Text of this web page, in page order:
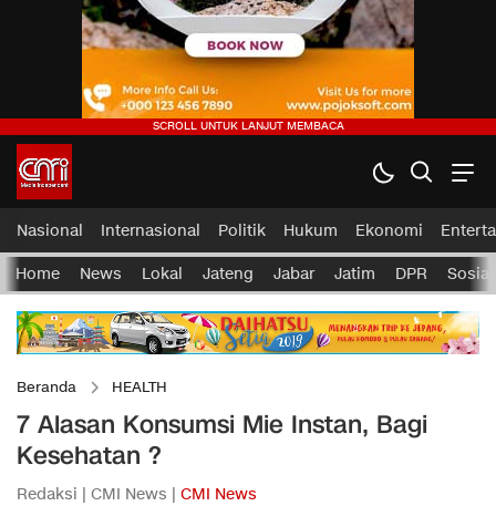
Nasional Internasional Politik Hukum Ekonomi
Home News Lokal Jateng Jabar Jatim DPR Sosial
Beranda HEALTH
7 Alasan Konsumsi Mie Instan, Bagi
Kesehatan ?
Redaksi | CMI News | CMI News